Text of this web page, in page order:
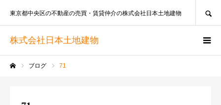
株式会社日本土地建物
東京都中央区の不動産の売買・賃貸仲介の株式会社日本土地建物
ブログ 71